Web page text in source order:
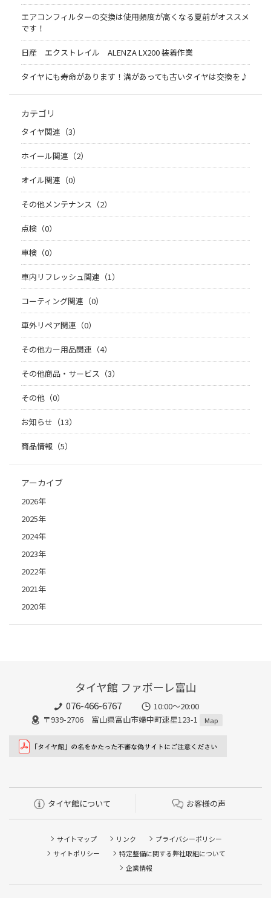
エアコンフィルターの交換は使用頻度が高くなる夏前がオススメ
です！
日産 エクストレイル ALENZA LX200 装着作業
タイヤにも寿命があります！溝があっても古いタイヤは交換を♪
カテゴリ
タイヤ関連（3）
ホイール関連（2）
オイル関連（0）
その他メンテナンス（2）
点検（0）
車検（0）
車内リフレッシュ関連（1）
コーティング関連（0）
車外リペア関連（0）
その他カー用品関連（4）
その他商品・サービス（3）
その他（0）
お知らせ（13）
商品情報（5）
アーカイブ
2026年
2025年
2024年
2023年
2022年
2021年
2020年
タイヤ館 ファボーレ富山
076-466-6767
10:00～20:00
〒939-2706 富山県富山市婦中町速星123-1
Map
タイヤ館について お客様の声
サイトマップ リンク
プライバシーポリシー
サイトポリシー
特定整備に関する弊社取組について
企業情報